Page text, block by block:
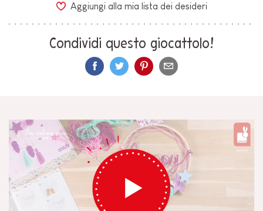
Aggiungi alla mia lista dei desideri
Condividi questo giocattolo!